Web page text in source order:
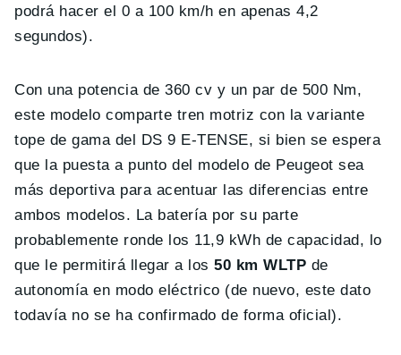
podrá hacer el 0 a 100 km/h en apenas 4,2
segundos).
Con una potencia de 360 cv y un par de 500 Nm,
este modelo comparte tren motriz con la variante
tope de gama del DS 9 E-TENSE, si bien se espera
que la puesta a punto del modelo de Peugeot sea
más deportiva para acentuar las diferencias entre
ambos modelos. La batería por su parte
probablemente ronde los 11,9 kWh de capacidad, lo
que le permitirá llegar a los50 km WLTP de
autonomía en modo eléctrico (de nuevo, este dato
todavía no se ha confirmado de forma oficial).